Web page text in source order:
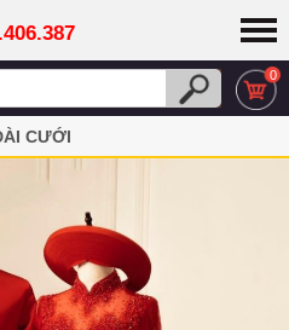
0
CƯỚI
đính hạt nổi bật